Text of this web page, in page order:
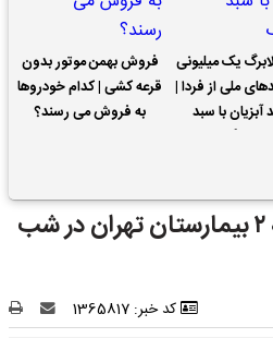
یک میلیونی
ملی از فردا |
آبزیان با سبد
فروش بهمن موتور بدون
قرعه کشی | کدام خودروها
به فروش می رسند؟
حمله رژیم صهیونی به ۲ بیمارستان تهران در شب
کد خبر: 1365817